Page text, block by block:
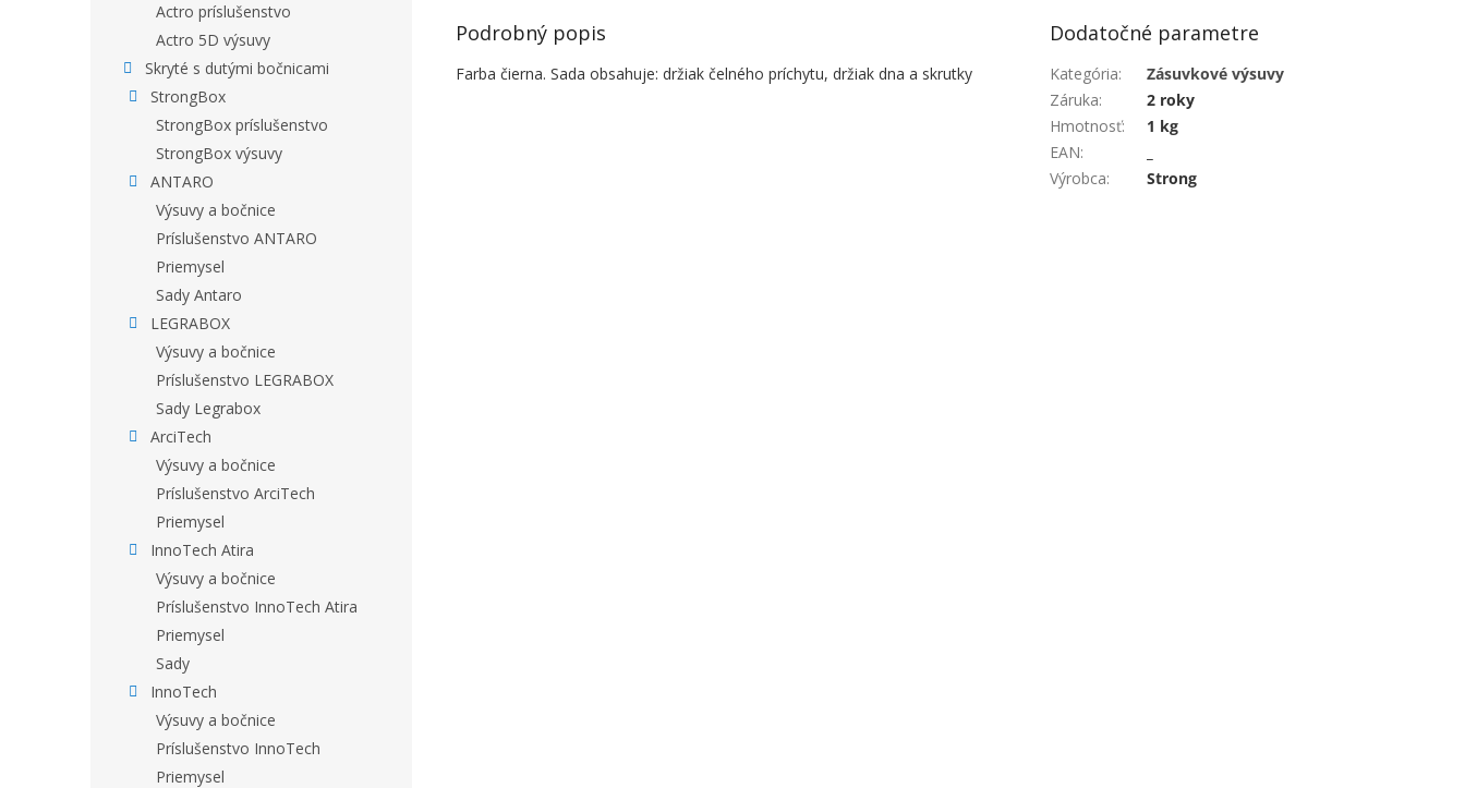
Actro príslušenstvo
Actro 5D výsuvy
Skryté s dutými bočnicami
StrongBox
StrongBox príslušenstvo
StrongBox výsuvy
ANTARO
Výsuvy a bočnice
Príslušenstvo ANTARO
Priemysel
Sady Antaro
LEGRABOX
Výsuvy a bočnice
Príslušenstvo LEGRABOX
Sady Legrabox
ArciTech
Výsuvy a bočnice
Príslušenstvo ArciTech
Priemysel
InnoTech Atira
Výsuvy a bočnice
Príslušenstvo InnoTech Atira
Priemysel
Sady
InnoTech
Výsuvy a bočnice
Príslušenstvo InnoTech
Priemysel
Podrobný popis
Farba čierna. Sada obsahuje: držiak čelného príchytu, držiak dna a skrutky
Dodatočné parametre
Kategória:
Zásuvkové výsuvy
Záruka:
2 roky
Hmotnosť:
1 kg
EAN:
Výrobca: Strong